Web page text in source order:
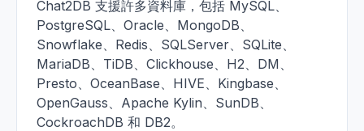
Chat2DB 支援許多資料庫，包括 MySQL、
PostgreSQL、Oracle、MongoDB、
Snowflake、Redis、SQLServer、SQLite、
MariaDB、TiDB、Clickhouse、H2、DM、
Presto、OceanBase、HIVE、Kingbase、
OpenGauss、Apache Kylin、SunDB、
CockroachDB 和 DB2。